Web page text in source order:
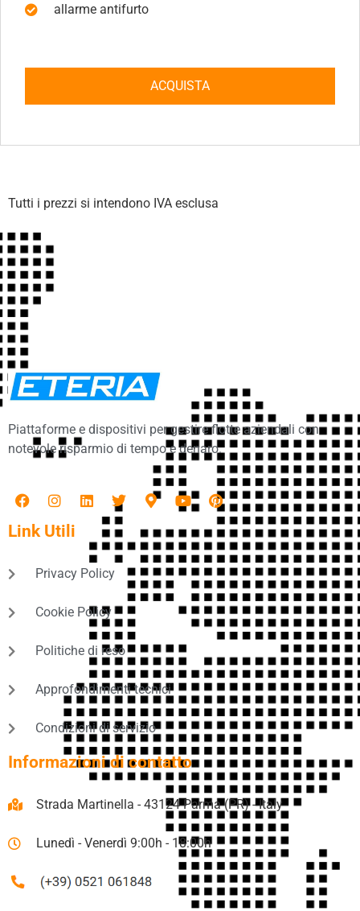
allarme antifurto
ACQUISTA
Tutti i prezzi si intendono IVA esclusa
Piattaforme e dispositivi per gestire flotte aziendali con
notevole risparmio di tempo e denaro.
Link Utili
Privacy Policy
Cookie Policy
Politiche di reso
Approfondimenti tecnici
Condizioni di servizio
Informazioni di contatto
Strada Martinella - 43124 Parma (PR) - Italy
Lunedì - Venerdì 9:00h - 18:00h